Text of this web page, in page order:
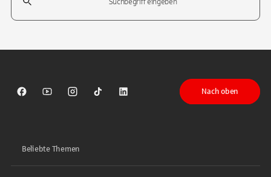
Sparkasse auf Facebook
Sparkasse auf Youtube
Sparkasse auf Instagram
Sparkasse auf TikTok
Sparkasse auf LinkedIn
Nach oben
Beliebte Themen